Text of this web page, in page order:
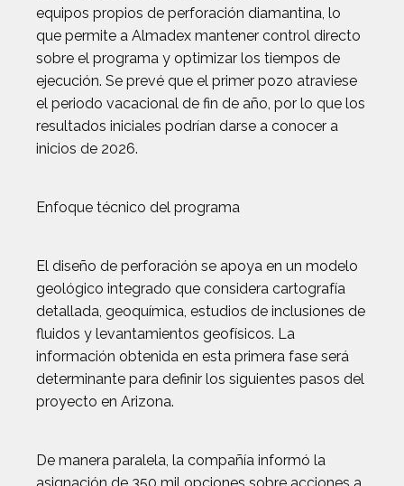
equipos propios de perforación diamantina, lo
que permite a Almadex mantener control directo
sobre el programa y optimizar los tiempos de
ejecución. Se prevé que el primer pozo atraviese
el periodo vacacional de fin de año, por lo que los
resultados iniciales podrían darse a conocer a
inicios de 2026.
Enfoque técnico del programa
El diseño de perforación se apoya en un modelo
geológico integrado que considera cartografía
detallada, geoquímica, estudios de inclusiones de
fluidos y levantamientos geofísicos. La
información obtenida en esta primera fase será
determinante para definir los siguientes pasos del
proyecto en Arizona.
De manera paralela, la compañía informó la